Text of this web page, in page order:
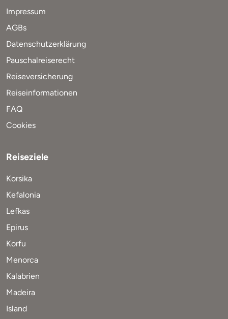
Impressum
AGBs
Datenschutzerklärung
Pauschalreiserecht
Reiseversicherung
Reiseinformationen
FAQ
Cookies
Reiseziele
Korsika
Kefalonia
Lefkas
Epirus
Korfu
Menorca
Kalabrien
Madeira
Island